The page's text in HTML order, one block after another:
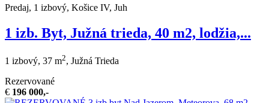
Predaj, 1 izbový, Košice IV, Juh
1 izb. Byt, Južná trieda, 40 m2, lodžia,...
1 izbový, 37 m2, Južná Trieda
Rezervované
€ 196 000,-